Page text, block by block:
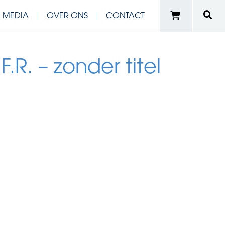
MEDIA OVER ONS CONTACT
– zonder titel